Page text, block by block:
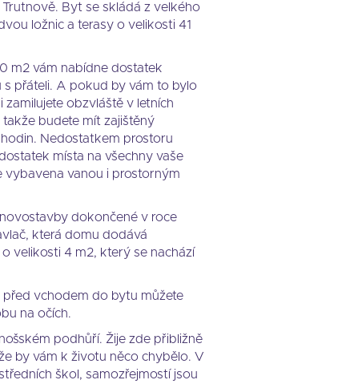
Byt se skládá z velkého
ložnic a terasy o velikosti 41
m2 vám nabídne dostatek
přáteli. A pokud by vám to bylo
zamilujete obzvláště v letních
takže budete mít zajištěný
Nedostatkem prostoru
místa na všechny vaše
vybavena vanou i prostorným
dokončené v roce
která domu dodává
velikosti 4 m2, který se nachází
vchodem do bytu můžete
na očích.
podhůří. Žije zde přibližně
by vám k životu něco chybělo. V
škol, samozřejmostí jsou